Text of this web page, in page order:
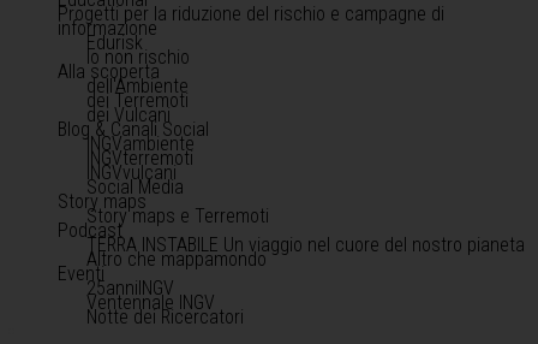
Progetti per la riduzione del rischio e campagne di
informazione
Edurisk
Io non rischio
Alla scoperta
dell'Ambiente
dei Terremoti
dei Vulcani
Blog & Canali Social
INGVambiente
INGVterremoti
INGVvulcani
Social Media
Story maps
Story maps e Terremoti
Podcast
TERRA INSTABILE Un viaggio nel cuore del nostro pianeta
Altro che mappamondo
Eventi
25anniINGV
Ventennale INGV
Notte dei Ricercatori